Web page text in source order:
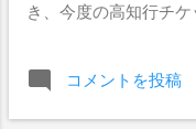
き、今度の高知行チケ
時にキャセイの便名
けを日本国内で購入
コメントを投稿